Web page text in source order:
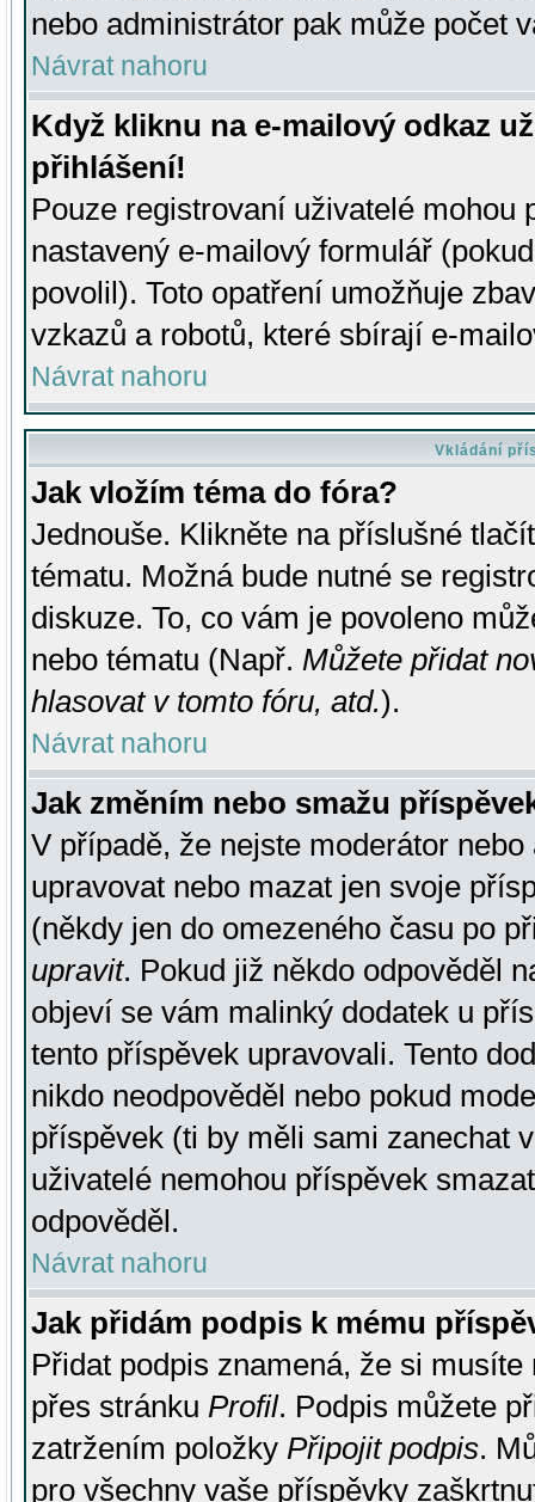
nebo administrátor pak může počet
Návrat nahoru
Když kliknu na e-mailový odkaz
přihlášení!
Pouze registrovaní uživatelé mohou
nastavený e-mailový formulář
povolil). Toto opatření umožňuje
vzkazů a robotů, které sbírají e-
Návrat nahoru
Vkládání
Jak vložím téma do fóra?
Jednouše. Klikněte na příslušné
tématu. Možná bude nutné se
diskuze. To, co vám je povoleno
nebo tématu (Např. Můžete přidat
hlasovat v tomto fóru, atd.).
Návrat nahoru
Jak změním nebo smažu
V případě, že nejste moderátor
upravovat nebo mazat jen svoje
(někdy jen do omezeného času po
upravit. Pokud již někdo odpověděl
objeví se vám malinký dodatek u
tento příspěvek upravovali. Tento
nikdo neodpověděl nebo pokud
příspěvek (ti by měli sami zanechat
uživatelé nemohou příspěvek
odpověděl.
Návrat nahoru
Jak přidám podpis k mému
Přidat podpis znamená, že si
přes stránku Profil. Podpis můžete
zatržením položky Připojit podpis.
pro všechny vaše příspěvky